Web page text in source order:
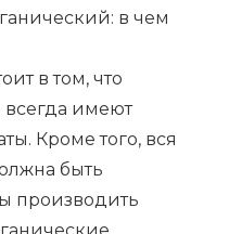
в чем
в том, что
имеют
Кроме того, вся
быть
производить